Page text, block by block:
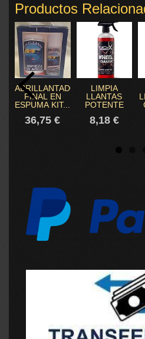
Productos
ABRILLANTADOR
FINAL EN
ESPUMA KIT...
36,75 €
LIMPIA
LLANTAS
POTENTE
8,18 €